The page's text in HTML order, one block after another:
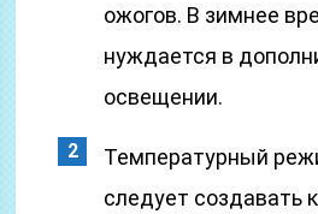
ожогов. В зимнее
нуждается в
освещении.
Температурный
следует создавать